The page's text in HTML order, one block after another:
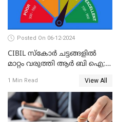
Posted On 06-12-2024
CIBIL സ്കോർ ചട്ടങ്ങളിൽ
മാറ്റം വരുത്തി ആർ ബി ഐ;
ലോൺ എടുത്തവരും
അറിഞ്ഞിരിക്കേണ്ട
കാര്യങ്ങൾ
1 Min Read View All